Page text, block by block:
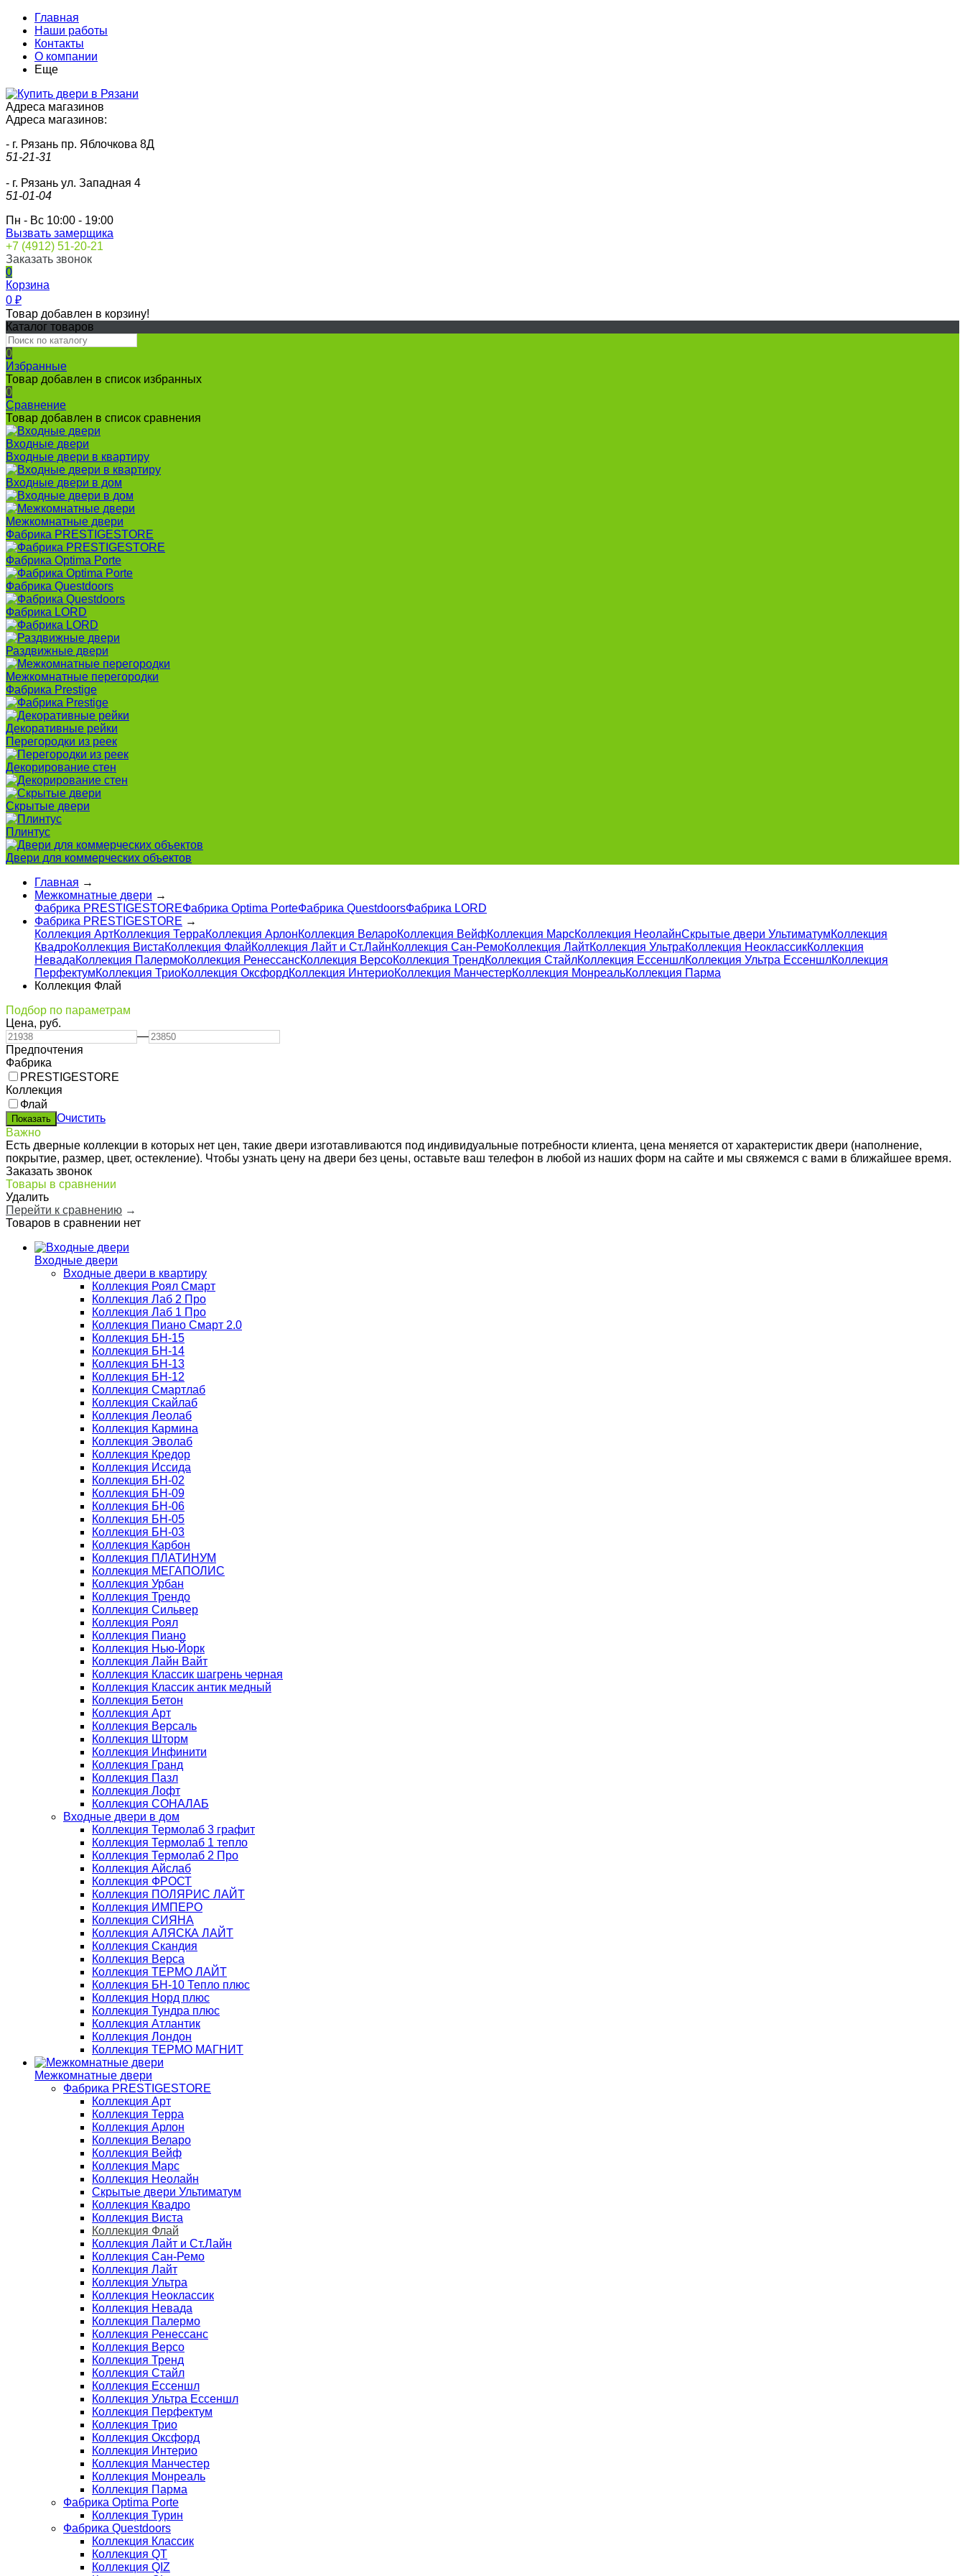
Главная
Наши работы
Контакты
О компании
Еще
Адреса магазинов
Адреса магазинов:
- г. Рязань пр. Яблочкова 8Д
51-21-31
- г. Рязань ул. Западная 4
51-01-04
Пн - Вс 10:00 - 19:00
Вызвать замерщика
+7 (4912) 51-20-21
Заказать звонок
0
Корзина
0 ₽
Товар добавлен в корзину!
Каталог товаров
0
Избранные
Товар добавлен в список избранных
0
Сравнение
Товар добавлен в список сравнения
Входные двери
Входные двери в квартиру
Входные двери в дом
Межкомнатные двери
Фабрика PRESTIGESTORE
Фабрика Optima Porte
Фабрика Questdoors
Фабрика LORD
Раздвижные двери
Межкомнатные перегородки
Фабрика Prestige
Декоративные рейки
Перегородки из реек
Декорирование стен
Скрытые двери
Плинтус
Двери для коммерческих объектов
Главная →
Межкомнатные двери →
Фабрика PRESTIGESTOREФабрика Optima PorteФабрика QuestdoorsФабрика LORD
Фабрика PRESTIGESTORE →
Коллекция АртКоллекция ТерраКоллекция АрлонКоллекция ВелароКоллекция ВейфКоллекция МарсКоллекция НеолайнСкрытые двери УльтиматумКоллекция
КвадроКоллекция ВистаКоллекция ФлайКоллекция Лайт и Ст.ЛайнКоллекция Сан-РемоКоллекция ЛайтКоллекция УльтраКоллекция НеоклассикКоллекция
НевадаКоллекция ПалермоКоллекция РенессансКоллекция ВерсоКоллекция ТрендКоллекция СтайлКоллекция ЕссеншлКоллекция Ультра ЕссеншлКоллекция
ПерфектумКоллекция ТриоКоллекция ОксфордКоллекция ИнтериоКоллекция МанчестерКоллекция МонреальКоллекция Парма
Коллекция Флай
Подбор по параметрам
Цена, руб.
—
Предпочтения
Фабрика
PRESTIGESTORE
Коллекция
Флай
Очистить
Важно
Есть дверные коллекции в которых нет цен, такие двери изготавливаются под индивидуальные потребности клиента, цена меняется от характеристик двери (наполнение,
покрытие, размер, цвет, остекление). Чтобы узнать цену на двери без цены, оставьте ваш телефон в любой из наших форм на сайте и мы свяжемся с вами в ближайшее время.
Заказать звонок
Товары в сравнении
Удалить
Перейти к сравнению →
Товаров в сравнении нет
Входные двери
Входные двери в квартиру
Коллекция Роял Смарт
Коллекция Лаб 2 Про
Коллекция Лаб 1 Про
Коллекция Пиано Смарт 2.0
Коллекция БН-15
Коллекция БН-14
Коллекция БН-13
Коллекция БН-12
Коллекция Смартлаб
Коллекция Скайлаб
Коллекция Леолаб
Коллекция Кармина
Коллекция Эволаб
Коллекция Кредор
Коллекция Иссида
Коллекция БН-02
Коллекция БН-09
Коллекция БН-06
Коллекция БН-05
Коллекция БН-03
Коллекция Карбон
Коллекция ПЛАТИНУМ
Коллекция МЕГАПОЛИС
Коллекция Урбан
Коллекция Трендо
Коллекция Сильвер
Коллекция Роял
Коллекция Пиано
Коллекция Нью-Йорк
Коллекция Лайн Вайт
Коллекция Классик шагрень черная
Коллекция Классик антик медный
Коллекция Бетон
Коллекция Арт
Коллекция Версаль
Коллекция Шторм
Коллекция Инфинити
Коллекция Гранд
Коллекция Пазл
Коллекция Лофт
Коллекция СОНАЛАБ
Входные двери в дом
Коллекция Термолаб 3 графит
Коллекция Термолаб 1 тепло
Коллекция Термолаб 2 Про
Коллекция Айслаб
Коллекция ФРОСТ
Коллекция ПОЛЯРИС ЛАЙТ
Коллекция ИМПЕРО
Коллекция СИЯНА
Коллекция АЛЯСКА ЛАЙТ
Коллекция Скандия
Коллекция Верса
Коллекция ТЕРМО ЛАЙТ
Коллекция БН-10 Тепло плюс
Коллекция Норд плюс
Коллекция Тундра плюс
Коллекция Атлантик
Коллекция Лондон
Коллекция ТЕРМО МАГНИТ
Межкомнатные двери
Фабрика PRESTIGESTORE
Коллекция Арт
Коллекция Терра
Коллекция Арлон
Коллекция Веларо
Коллекция Вейф
Коллекция Марс
Коллекция Неолайн
Скрытые двери Ультиматум
Коллекция Квадро
Коллекция Виста
Коллекция Флай
Коллекция Лайт и Ст.Лайн
Коллекция Сан-Ремо
Коллекция Лайт
Коллекция Ультра
Коллекция Неоклассик
Коллекция Невада
Коллекция Палермо
Коллекция Ренессанс
Коллекция Версо
Коллекция Тренд
Коллекция Стайл
Коллекция Ессеншл
Коллекция Ультра Ессеншл
Коллекция Перфектум
Коллекция Трио
Коллекция Оксфорд
Коллекция Интерио
Коллекция Манчестер
Коллекция Монреаль
Коллекция Парма
Фабрика Optima Porte
Коллекция Турин
Фабрика Questdoors
Коллекция Классик
Коллекция QT
Коллекция QIZ